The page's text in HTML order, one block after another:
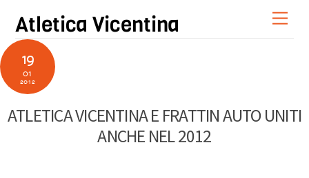
content
Atletica Vicentina
19
01
2012
ATLETICA VICENTINA E FRATTIN AUTO UNITI
ANCHE NEL 2012